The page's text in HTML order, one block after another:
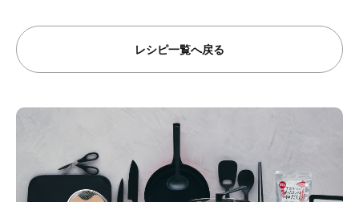
レシピ一覧へ戻る